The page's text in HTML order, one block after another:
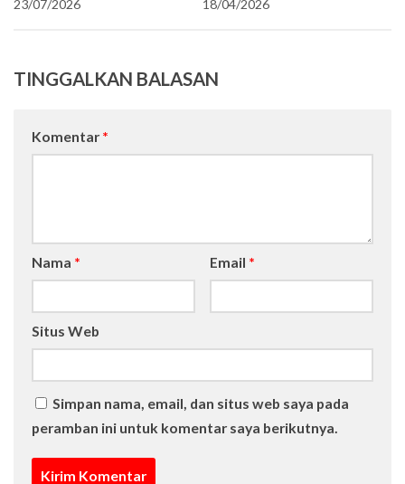
23/07/2026 18/04/2026
TINGGALKAN BALASAN
Komentar *
Nama * Email *
Situs Web
Simpan nama, email, dan situs web saya pada
peramban ini untuk komentar saya berikutnya.